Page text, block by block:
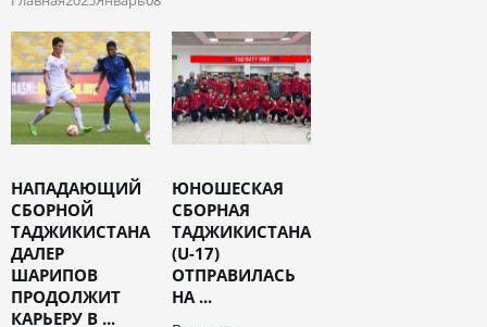
НАПАДАЮЩИЙ
СБОРНОЙ
ТАДЖИКИСТАНА
ДАЛЕР
ШАРИПОВ
ПРОДОЛЖИТ
КАРЬЕРУ В ...
ЮНОШЕСКАЯ
СБОРНАЯ
ТАДЖИКИСТАНА
(U-17)
ОТПРАВИЛАСЬ
НА ...